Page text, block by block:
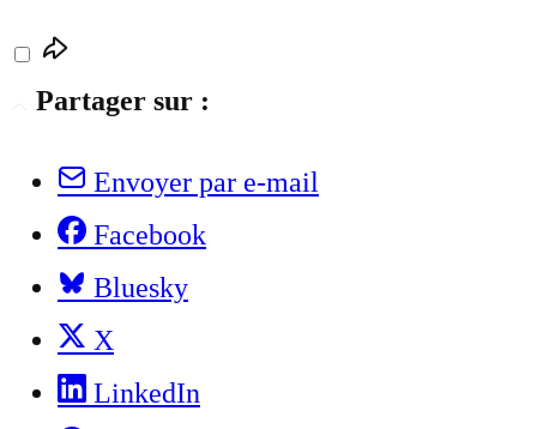
Partager sur :
Envoyer par e-mail
Facebook
Bluesky
X
LinkedIn